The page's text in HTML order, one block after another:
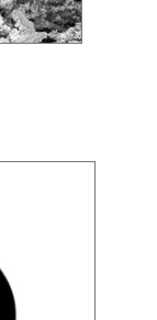
维